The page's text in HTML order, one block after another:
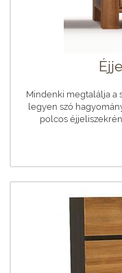
Mindenki megtalálja a
legyen szó
polcos